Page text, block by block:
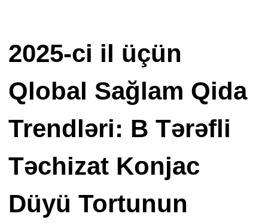
2025-ci il üçün
Qlobal Sağlam Qida
Trendləri: B Tərəfli
Təchizat Konjac
Düyü Tortunun